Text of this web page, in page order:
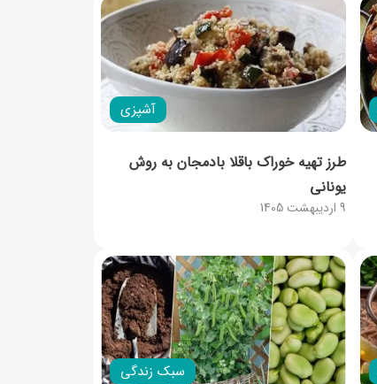
آشپزی
9 اردیبهشت 1405
طرز تهیه خوراک باقلا بادمجان به روش
یونانی
سبک زندگی